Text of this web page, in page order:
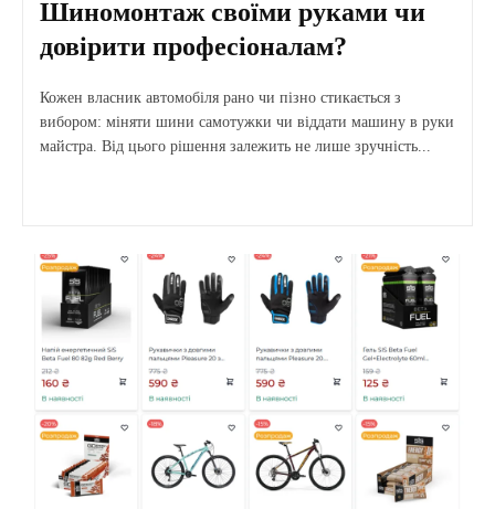
Шиномонтаж своїми руками чи
довірити професіоналам?
Кожен власник автомобіля рано чи пізно стикається з
вибором: міняти шини самотужки чи віддати машину в руки
майстра. Від цього рішення залежить не лише зручність...